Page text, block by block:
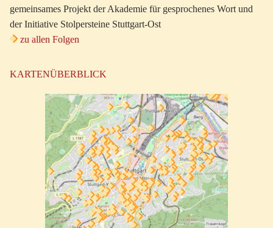
gemeinsames Projekt der Akademie für gesprochenes Wort und
der Initiative Stolpersteine Stuttgart-Ost
zu allen Folgen
KARTENÜBERBLICK